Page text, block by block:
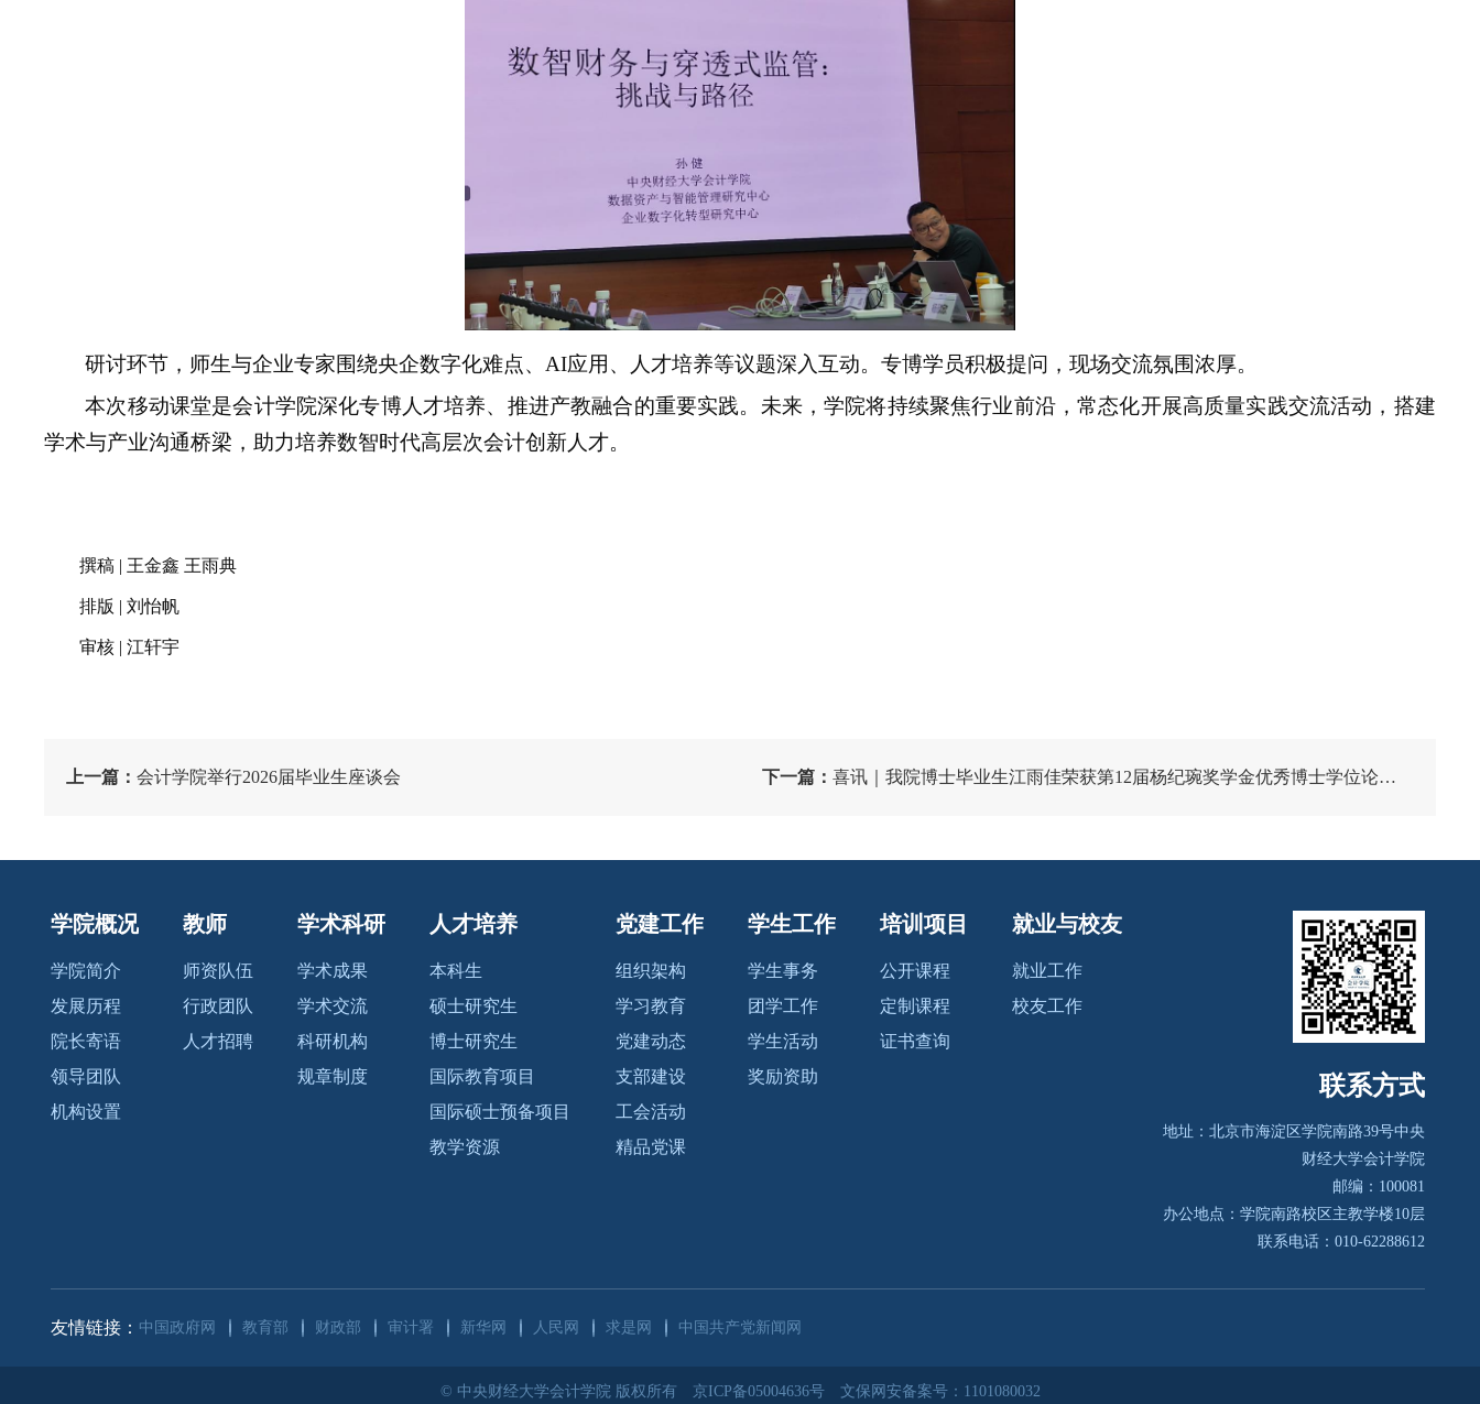
研讨环节，师生与企业专家围绕央企数字化难点、AI应用、人才培养等议题深入互动。专博学员积极提问，现场交流氛围浓厚。
本次移动课堂是会计学院深化专博人才培养、推进产教融合的重要实践。未来，学院将持续聚焦行业前沿，常态化开展高质量实践交流活动，搭建
学术与产业沟通桥梁，助力培养数智时代高层次会计创新人才。
撰稿 | 王金鑫 王雨典
排版 | 刘怡帆
审核 | 江轩宇
上一篇：会计学院举行2026届毕业生座谈会 下一篇： 喜讯｜我院博士毕业生江雨佳荣获第12届杨纪琬奖学金优秀博士学位论文奖
学院概况
学院简介
发展历程
院长寄语
领导团队
机构设置
教师
师资队伍
行政团队
人才招聘
学术科研
学术成果
学术交流
科研机构
规章制度
人才培养
本科生
硕士研究生
博士研究生
国际教育项目
国际硕士预备项目
教学资源
党建工作
组织架构
学习教育
党建动态
支部建设
工会活动
精品党课
学生工作
学生事务
团学工作
学生活动
奖励资助
培训项目
公开课程
定制课程
证书查询
就业与校友
就业工作
校友工作
联系方式
地址：北京市海淀区学院南路39号中央
财经大学会计学院
邮编：100081
办公地点：学院南路校区主教学楼10层
联系电话：010-62288612
友情链接： 中国政府网 教育部 财政部 审计署 新华网 人民网 求是网 中国共产党新闻网
© 中央财经大学会计学院 版权所有 京ICP备05004636号文保网安备案号：1101080032